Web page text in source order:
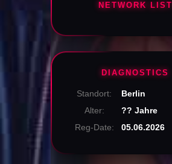
NETWORK LIST
DIAGNOSTICS
Standort:
Berlin
Alter:
?? Jahre
Reg-Date:
05.06.2026